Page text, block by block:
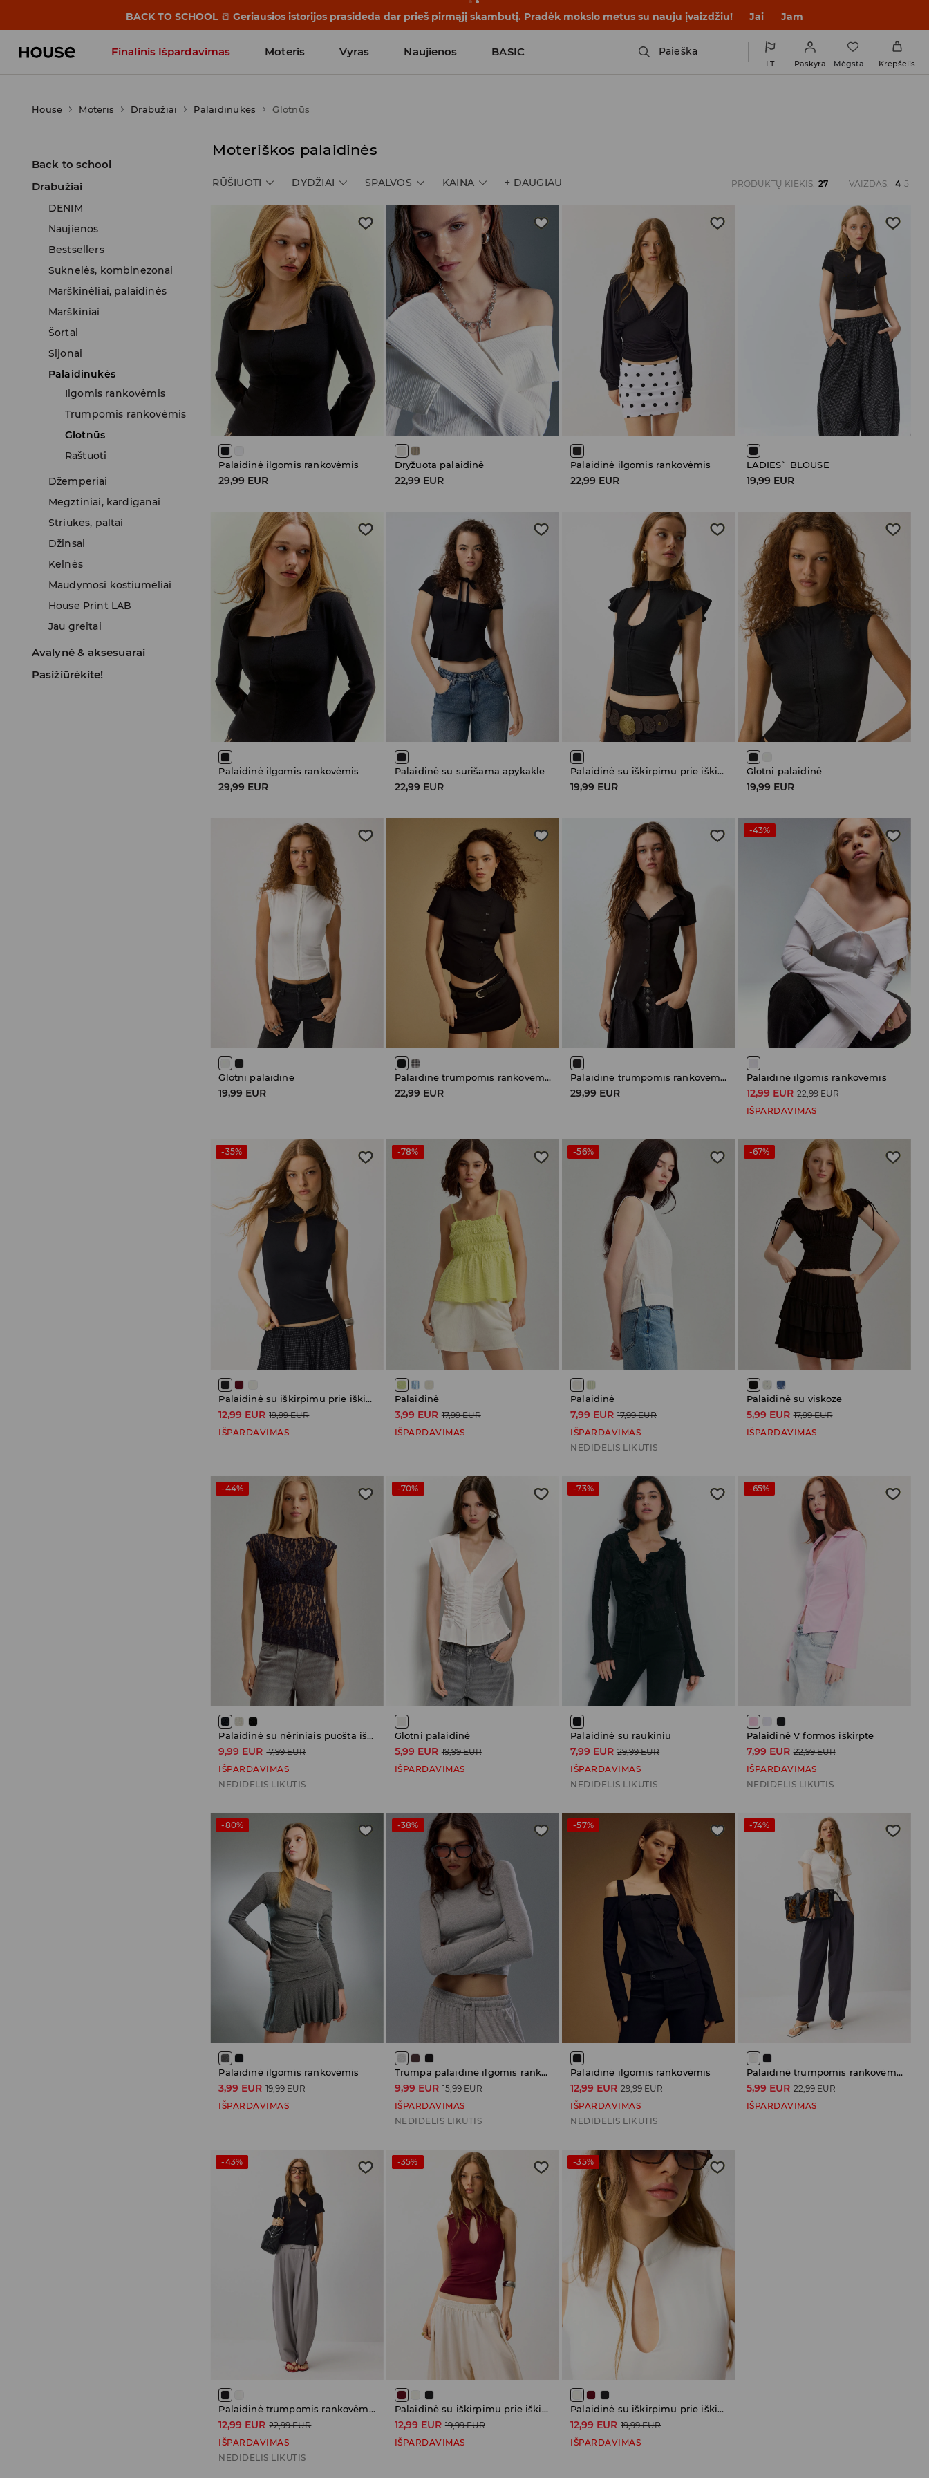
BACK TO SCHOOL 📒 Geriausios istorijos prasideda dar prieš pirmąjį skambutį. Pradėk mokslo metus su nauju įvaizdžiu! Jai Jam
Finalinis Išpardavimas Moteris Vyras Naujienos BASIC Paieška
LT Paskyra Mėgstamiausi Krepšelis
House Moteris Drabužiai Palaidinukės Glotnūs
Back to school
Drabužiai
DENIM
Naujienos
Bestsellers
Suknelės, kombinezonai
Marškinėliai, palaidinės
Marškiniai
Šortai
Sijonai
Palaidinukės
Ilgomis rankovėmis
Trumpomis rankovėmis
Glotnūs
Raštuoti
Džemperiai
Megztiniai, kardiganai
Striukės, paltai
Džinsai
Kelnės
Maudymosi kostiumėliai
House Print LAB
Jau greitai
Avalynė & aksesuarai
Pasižiūrėkite!
Moteriškos palaidinės
RŪŠIUOTI DYDŽIAI SPALVOS KAINA + DAUGIAU PRODUKTŲ KIEKIS: 27 VAIZDAS: 4 5
Palaidinė ilgomis rankovėmis
29,99 EUR
Dryžuota palaidinė
22,99 EUR
Palaidinė ilgomis rankovėmis
22,99 EUR
LADIES` BLOUSE
19,99 EUR
Palaidinė ilgomis rankovėmis
29,99 EUR
Palaidinė su surišama apykakle
22,99 EUR
Palaidinė su iškirpimu prie iškirptės
19,99 EUR
Glotni palaidinė
19,99 EUR
Glotni palaidinė
19,99 EUR
Palaidinė trumpomis rankovėmis
22,99 EUR
Palaidinė trumpomis rankovėmis
29,99 EUR
-43%
Palaidinė ilgomis rankovėmis
12,99 EUR 22,99 EUR
IŠPARDAVIMAS
-35%
Palaidinė su iškirpimu prie iškirptės
12,99 EUR 19,99 EUR
IŠPARDAVIMAS
-78%
Palaidinė
3,99 EUR 17,99 EUR
IŠPARDAVIMAS
-56%
Palaidinė
7,99 EUR 17,99 EUR
IŠPARDAVIMAS
NEDIDELIS LIKUTIS
-67%
Palaidinė su viskoze
5,99 EUR 17,99 EUR
IŠPARDAVIMAS
-44%
Palaidinė su nėriniais puošta iškirpte
9,99 EUR 17,99 EUR
IŠPARDAVIMAS
NEDIDELIS LIKUTIS
-70%
Glotni palaidinė
5,99 EUR 19,99 EUR
IŠPARDAVIMAS
-73%
Palaidinė su raukiniu
7,99 EUR 29,99 EUR
IŠPARDAVIMAS
NEDIDELIS LIKUTIS
-65%
Palaidinė V formos iškirpte
7,99 EUR 22,99 EUR
IŠPARDAVIMAS
NEDIDELIS LIKUTIS
-80%
Palaidinė ilgomis rankovėmis
3,99 EUR 19,99 EUR
IŠPARDAVIMAS
-38%
Trumpa palaidinė ilgomis rankovėmis
9,99 EUR 15,99 EUR
IŠPARDAVIMAS
NEDIDELIS LIKUTIS
-57%
Palaidinė ilgomis rankovėmis
12,99 EUR 29,99 EUR
IŠPARDAVIMAS
NEDIDELIS LIKUTIS
-74%
Palaidinė trumpomis rankovėmis
5,99 EUR 22,99 EUR
IŠPARDAVIMAS
-43%
Palaidinė trumpomis rankovėmis
12,99 EUR 22,99 EUR
IŠPARDAVIMAS
NEDIDELIS LIKUTIS
-35%
Palaidinė su iškirpimu prie iškirptės
12,99 EUR 19,99 EUR
IŠPARDAVIMAS
-35%
Palaidinė su iškirpimu prie iškirptės
12,99 EUR 19,99 EUR
IŠPARDAVIMAS